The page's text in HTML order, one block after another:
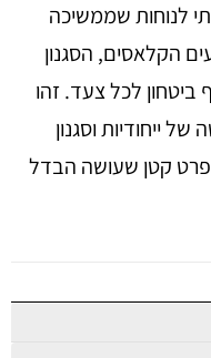
לנוחות שממשיכה
הקלאסים, הסגנון
ביטחון לכל צעד. זהו
ייחודיות וסגנון
קטן שעושה הבדל